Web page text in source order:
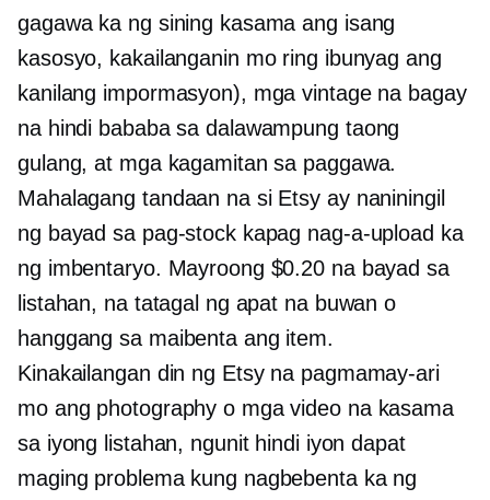
gagawa ka ng sining kasama ang isang
kasosyo, kakailanganin mo ring ibunyag ang
kanilang impormasyon), mga vintage na bagay
na hindi bababa sa dalawampung taong
gulang, at mga kagamitan sa paggawa.
Mahalagang tandaan na si Etsy ay naniningil
ng bayad sa pag-stock kapag nag-a-upload ka
ng imbentaryo. Mayroong $0.20 na bayad sa
listahan, na tatagal ng apat na buwan o
hanggang sa maibenta ang item.
Kinakailangan din ng Etsy na pagmamay-ari
mo ang photography o mga video na kasama
sa iyong listahan, ngunit hindi iyon dapat
maging problema kung nagbebenta ka ng